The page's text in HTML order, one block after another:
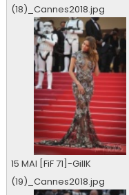
(18)_Cannes2018.jpg
15 MAI [FiF 71]-GillK
(19)_Cannes2018.jpg